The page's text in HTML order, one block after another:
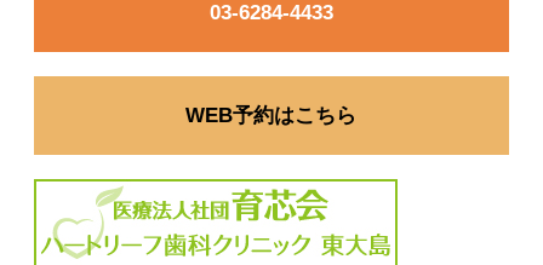
03-6284-4433
WEB予約はこちら